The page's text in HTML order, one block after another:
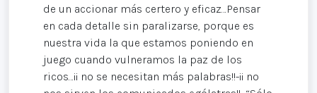
de un accionar más certero y eficaz…Pensar
en cada detalle sin paralizarse, porque es
nuestra vida la que estamos poniendo en
juego cuando vulneramos la paz de los
ricos…¡¡ no se necesitan más palabras!!-¡¡ no